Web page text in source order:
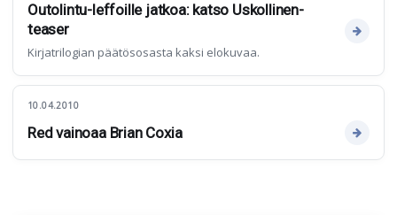
Outolintu-leffoille jatkoa: katso Uskollinen-
teaser
Kirjatrilogian päätösosasta kaksi elokuvaa.
10.04.2010
Red vainoaa Brian Coxia